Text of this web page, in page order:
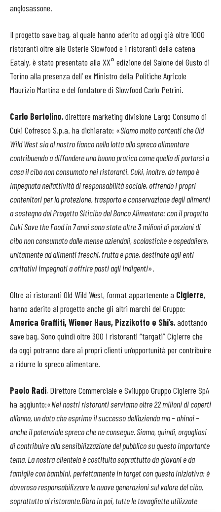
anglosassone.
Il progetto save bag, al quale hanno aderito ad oggi già oltre 1000
ristoranti oltre alle Osterie Slowfood e i ristoranti della catena
Eataly, è stato presentato alla XX° edizione del Salone del Gusto di
Torino alla presenza dell’ ex Ministro della Politiche Agricole
Maurizio Martina e del fondatore di Slowfood Carlo Petrini.
Carlo Bertolino, direttore marketing divisione Largo Consumo di
Cuki Cofresco S.p.a. ha dichiarato: «Siamo molto contenti che Old
Wild West sia al nostro fianco nella lotta allo spreco alimentare
contribuendo a diffondere una buona pratica come quella di portarsi a
casa il cibo non consumato nei ristoranti. Cuki, inoltre, da tempo è
impegnata nell’attività di responsabilità sociale, offrendo i propri
contenitori per la protezione, trasporto e conservazione degli alimenti
a sostegno del Progetto Siticibo del Banco Alimentare: con il progetto
Cuki Save the Food in 7 anni sono state oltre 3 milioni di porzioni di
cibo non consumato dalle mense aziendali, scolastiche e ospedaliere,
unitamente ad alimenti freschi, frutta e pane, destinate agli enti
caritativi impegnati a offrire pasti agli indigenti».
Oltre ai ristoranti Old Wild West, format appartenente a Cigierre,
hanno aderito al progetto anche gli altri marchi del Gruppo:
America Graffiti, Wiener Haus, Pizzikotto e Shi’s, adottando
save bag. Sono quindi oltre 300 i ristoranti “targati” Cigierre che
da oggi potranno dare ai propri clienti un’opportunità per contribuire
a ridurre lo spreco alimentare.
Paolo Radi, Direttore Commerciale e Sviluppo Gruppo Cigierre SpA
ha aggiunto:«Nei nostri ristoranti serviamo oltre 22 milioni di coperti
all’anno, un dato che esprime il successo dell’azienda ma – ahinoi –
anche il potenziale spreco che ne consegue. Siamo, quindi, orgogliosi
di contribuire alla sensibilizzazione del pubblico su questo importante
tema. La nostra clientela è costituita soprattutto da giovani e da
famiglie con bambini, perfettamente in target con questa iniziativa: è
doveroso responsabilizzare le nuove generazioni sul valore del cibo,
soprattutto al ristorante.D’ora in poi, tutte le tovagliette utilizzate